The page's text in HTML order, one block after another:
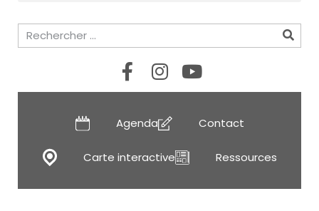
Agenda Contact
Carte interactive Ressources